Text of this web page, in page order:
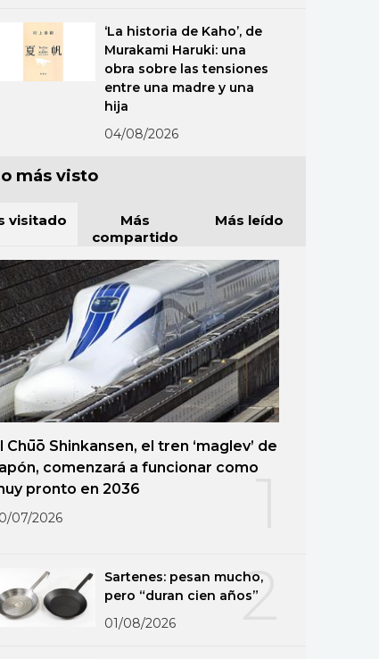
‘La historia de Kaho’, de
Murakami Haruki: una
obra sobre las tensiones
entre una madre y una
hija
04/08/2026
más visto
visitado
Más
compartido
Más leído
Chūō Shinkansen, el tren ‘maglev’ de
comenzará a funcionar como
pronto en 2036
07/2026
2
Sartenes: pesan mucho,
pero “duran cien años”
01/08/2026